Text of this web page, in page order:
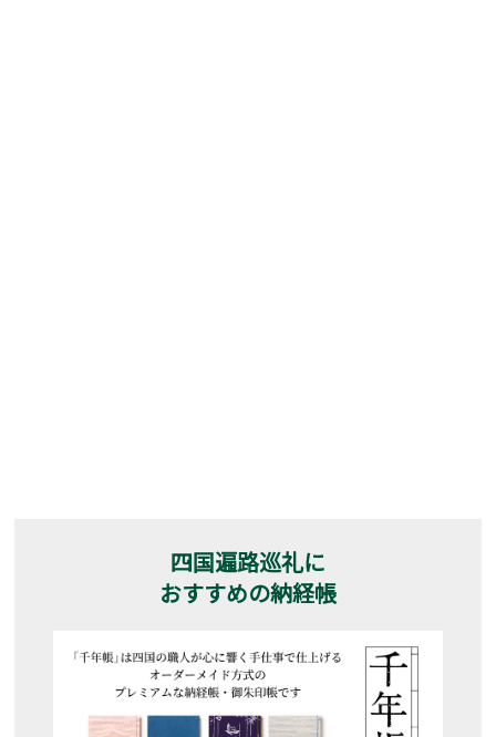
四国遍路巡礼に
おすすめの納経帳